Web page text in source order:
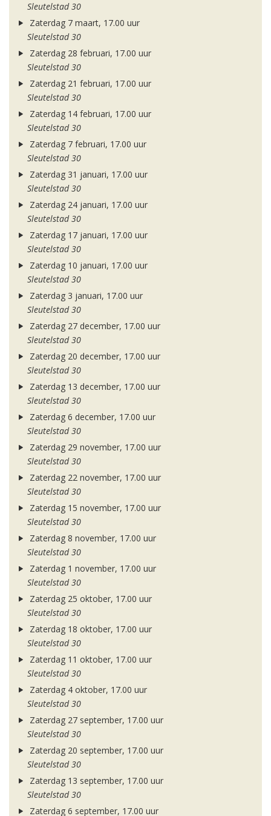
Sleutelstad 30
Zaterdag 7 maart, 17.00 uur
Sleutelstad 30
Zaterdag 28 februari, 17.00 uur
Sleutelstad 30
Zaterdag 21 februari, 17.00 uur
Sleutelstad 30
Zaterdag 14 februari, 17.00 uur
Sleutelstad 30
Zaterdag 7 februari, 17.00 uur
Sleutelstad 30
Zaterdag 31 januari, 17.00 uur
Sleutelstad 30
Zaterdag 24 januari, 17.00 uur
Sleutelstad 30
Zaterdag 17 januari, 17.00 uur
Sleutelstad 30
Zaterdag 10 januari, 17.00 uur
Sleutelstad 30
Zaterdag 3 januari, 17.00 uur
Sleutelstad 30
Zaterdag 27 december, 17.00 uur
Sleutelstad 30
Zaterdag 20 december, 17.00 uur
Sleutelstad 30
Zaterdag 13 december, 17.00 uur
Sleutelstad 30
Zaterdag 6 december, 17.00 uur
Sleutelstad 30
Zaterdag 29 november, 17.00 uur
Sleutelstad 30
Zaterdag 22 november, 17.00 uur
Sleutelstad 30
Zaterdag 15 november, 17.00 uur
Sleutelstad 30
Zaterdag 8 november, 17.00 uur
Sleutelstad 30
Zaterdag 1 november, 17.00 uur
Sleutelstad 30
Zaterdag 25 oktober, 17.00 uur
Sleutelstad 30
Zaterdag 18 oktober, 17.00 uur
Sleutelstad 30
Zaterdag 11 oktober, 17.00 uur
Sleutelstad 30
Zaterdag 4 oktober, 17.00 uur
Sleutelstad 30
Zaterdag 27 september, 17.00 uur
Sleutelstad 30
Zaterdag 20 september, 17.00 uur
Sleutelstad 30
Zaterdag 13 september, 17.00 uur
Sleutelstad 30
Zaterdag 6 september, 17.00 uur